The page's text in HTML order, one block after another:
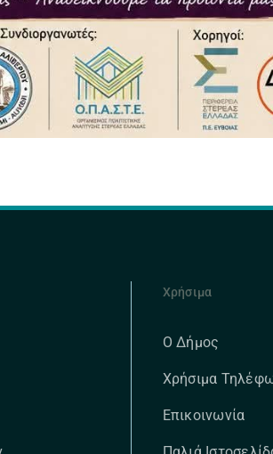
Χρήσιμα
Ο Δήμος
Χρήσιμα
Επικοινωνία